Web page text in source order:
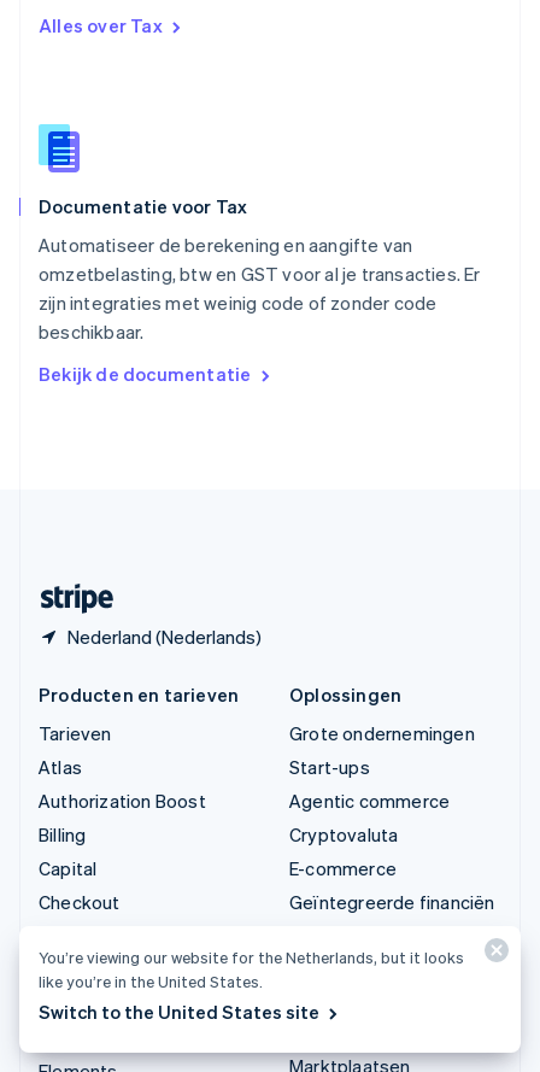
Alles over Tax
Documentatie voor Tax
Automatiseer de berekening en aangifte van
omzetbelasting, btw en GST voor al je transacties. Er
zijn integraties met weinig code of zonder code
beschikbaar.
Bekijk de documentatie
Nederland (Nederlands)
Singapore
English 简体中文
English
Spanje
Thailand
ไทยEnglish
Tsjechië
Vasteland van China
简体中文English
English
Producten en tarieven
Tarieven
Atlas
Authorization Boost
Billing
Capital
Checkout
Connect
Cryptovaluta
Oplossingen
Grote ondernemingen
Start-ups
Agentic commerce
Cryptovaluta
E-commerce
Geïntegreerde financiën
financiën
Marktplaatsen
You’re viewing our website for the Netherlands, but it looks
like you’re in the United States.
Switch to the United States site